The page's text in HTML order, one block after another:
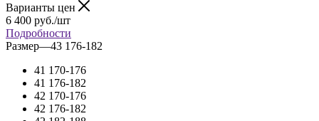
Варианты цен
6 400 руб./шт
Подробности
Размер—43 176-182
41 170-176
41 176-182
42 170-176
42 176-182